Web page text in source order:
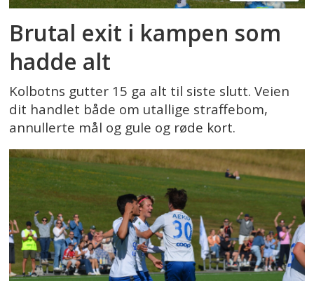
Brutal exit i kampen som
hadde alt
Kolbotns gutter 15 ga alt til siste slutt. Veien
dit handlet både om utallige straffebom,
annullerte mål og gule og røde kort.